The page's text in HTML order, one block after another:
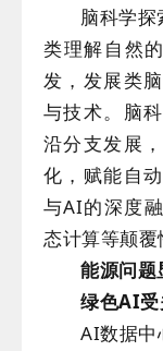
脑科学探
类理解自然
发，发展类
与技术。脑
沿分支发展
化，赋能自
与AI的深度
态计算等颠覆
能源问题
绿色AI受
AI数据中